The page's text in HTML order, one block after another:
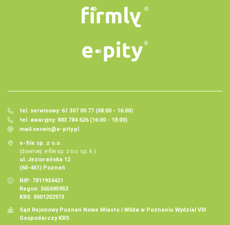
tel. serwisowy: 61 307 00 77 (08:00 - 16:00)
tel. awaryjny: 883 784 626 (16:00 - 18:00)
mail:serwis@e-pity.pl
e-file sp. z o.o.
(dawniej: e-file sp. z o.o. sp. k.)
ul. Jeziorańska 12
(60-461) Poznań
NIP: 7811934421
Regon: 365695953
KRS: 0001202973
Sąd Rejonowy Poznań Nowe Miasto i Wilda w Poznaniu Wydział VIII
Gospodarczy KRS.